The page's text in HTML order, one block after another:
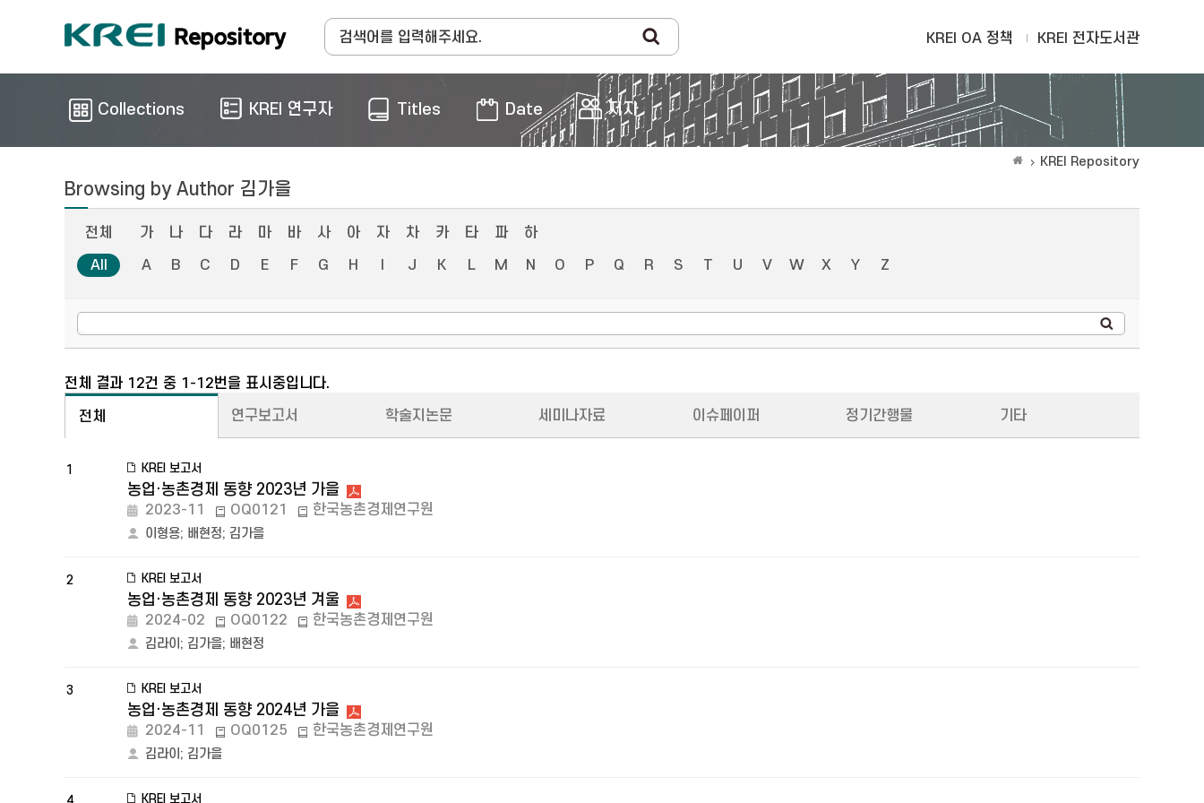
KREI OA 정책 KREI 전자도서관
Collections KREI 연구자 Titles Date 저자
KREI Repository
Browsing by Author 김가을
전체 가 나 다 라 마 바 사 아 자 차 카 타 파
하
All
A B C D E F G H J K L M N O P Q R S T U V W X Y Z
전체 결과 12건 중 1-12번을 표시중입니다.
전체 연구보고서 학술지논문 세미나자료 이슈페이퍼 정기간행물 기타
1 KREI 보고서
농업·농촌경제 동향 2023년 가을
2023-11 OQ0121 한국농촌경제연구원
이형용; 배현정; 김가을
2 KREI 보고서
농업·농촌경제 동향 2023년 겨울
2024-02 OQ0122 한국농촌경제연구원
김라이 ; 김가을; 배현정
3 KREI 보고서
농업·농촌경제 동향 2024년 가을
2024-11 OQ0125 한국농촌경제연구원
김라이 ; 김가을
KREI 보고서